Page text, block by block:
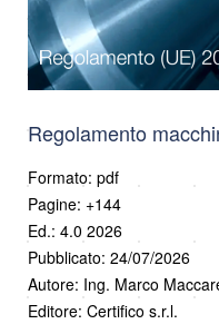
Regolamento
Formato: pdf
Pagine: +144
Ed.: 4.0 2026
Pubblicato: 24/07/2026
Autore: Ing. Marco
Editore: Certifico s.r.l.